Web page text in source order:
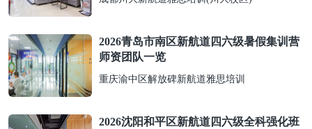
2026青岛市南区新航道四六级暑假集训营
师资团队一览
重庆渝中区解放碑新航道雅思培训
2026沈阳和平区新航道四六级全科强化班